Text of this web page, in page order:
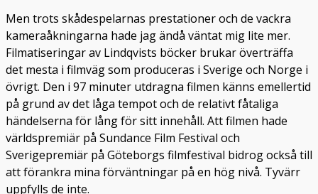
Men trots skådespelarnas prestationer och de vackra
kameraåkningarna hade jag ändå väntat mig lite mer.
Filmatiseringar av Lindqvists böcker brukar överträffa
det mesta i filmväg som produceras i Sverige och Norge i
övrigt. Den i 97 minuter utdragna filmen känns emellertid
på grund av det låga tempot och de relativt fåtaliga
händelserna för lång för sitt innehåll. Att filmen hade
världspremiär på Sundance Film Festival och
Sverigepremiär på Göteborgs filmfestival bidrog också till
att förankra mina förväntningar på en hög nivå. Tyvärr
uppfylls de inte.